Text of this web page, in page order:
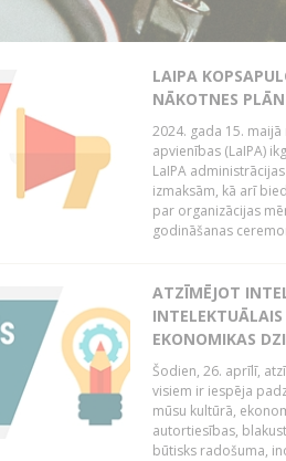
LAIPA
NĀKOTNES
2024. gada 15.
apvienības (LaIPA)
LaIPA
izmaksām, kā arī
par organizācijas
godināšanas
ATZĪMĒJOT
EKONOMIKAS
Šodien, 26. aprīlī,
visiem ir iespēja
mūsu kultūrā,
autortiesības,
būtisks radošuma,